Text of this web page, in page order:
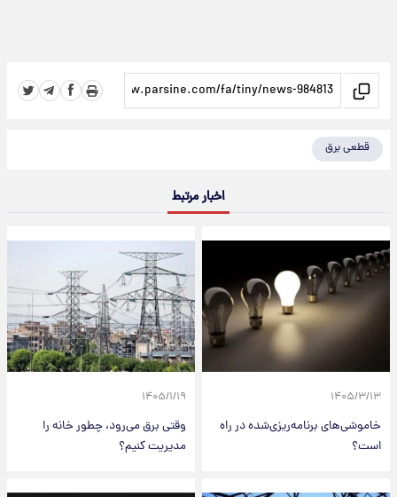
قطعی برق
اخبار مرتبط
۱۴۰۵/۳/۱۳
خاموشی‌های برنامه‌ریزی‌شده در راه
است؟
۱۴۰۵/۱/۱۹
وقتی برق می‌رود، چطور خانه را
مدیریت کنیم؟